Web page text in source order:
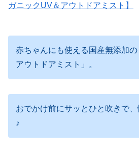
ガニックUV＆アウトドアミスト】
赤ちゃんにも使える国産無添加
アウトドアミスト」。
おでかけ前にサッとひと吹きで
♪